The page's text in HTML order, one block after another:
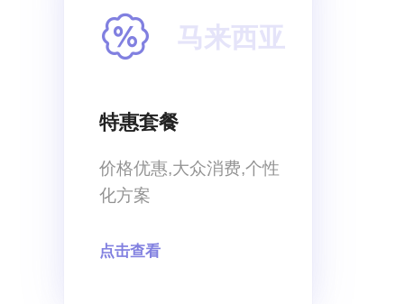
马来西亚
特惠套餐
价格优惠,大众消费,个性
化方案
点击查看